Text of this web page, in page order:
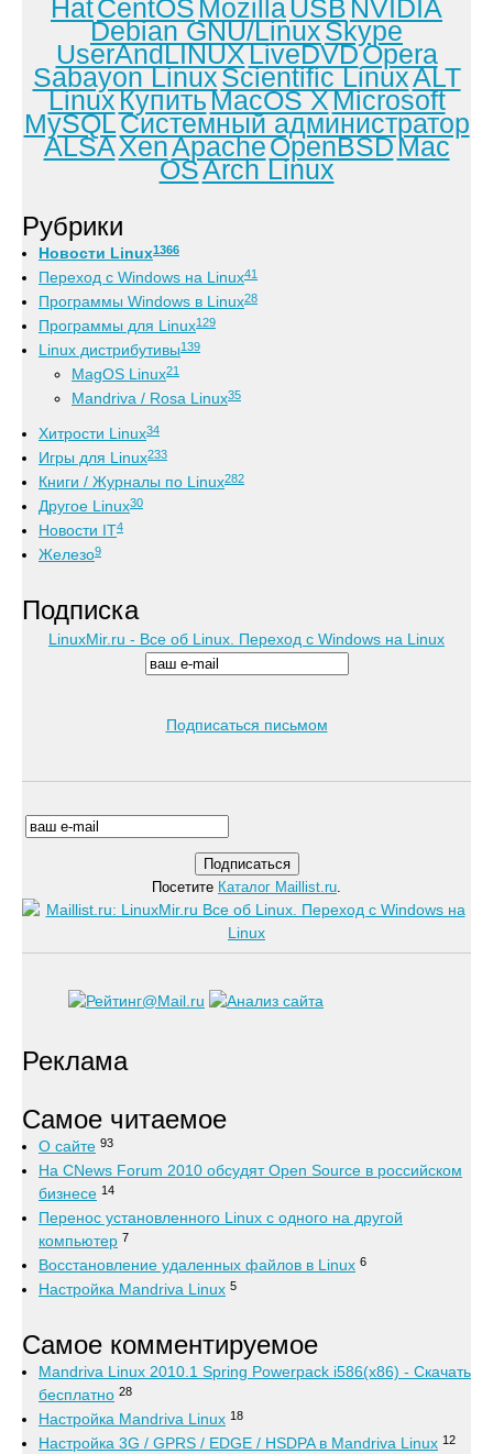
HatCentOS MozillaUSB NVIDIA
Debian GNU/LinuxSkype
UserAndLINUXLiveDVDOpera
Sabayon LinuxScientific LinuxALT
LinuxКупитьMacOS XMicrosoft
MySQLСистемный администратор
ALSAXenApacheOpenBSDMac
OSArch Linux
Рубрики
Новости Linux1366
Переход с Windows на Linux41
Программы Windows в Linux28
Программы для Linux129
Linux дистрибутивы139
MagOS Linux21
Mandriva / Rosa Linux35
Хитрости Linux34
Игры для Linux233
Книги / Журналы по Linux282
Другое Linux30
Новости IT4
Железо9
Подписка
LinuxMir.ru - Все об Linux. Переход с Windows на Linux
Подписаться письмом
Посетите Каталог Maillist.ru.
Реклама
Самое читаемое
О сайте 93
На CNews Forum 2010 обсудят Open Source в российском
бизнесе 14
Перенос установленного Linux с одного на другой
компьютер 7
Восстановление удаленных файлов в Linux 6
Настройка Mandriva Linux 5
Самое комментируемое
Mandriva Linux 2010.1 Spring Powerpack i586(x86) - Скачать
бесплатно 28
Настройка Mandriva Linux 18
Настройка 3G / GPRS / EDGE / HSDPA в Mandriva Linux 12